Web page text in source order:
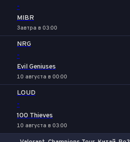
-
MIBR
Завтра в 03:00
NRG
-
Evil Geniuses
10 августа в 00:00
LOUD
-
100 Thieves
10 августа в 03:00